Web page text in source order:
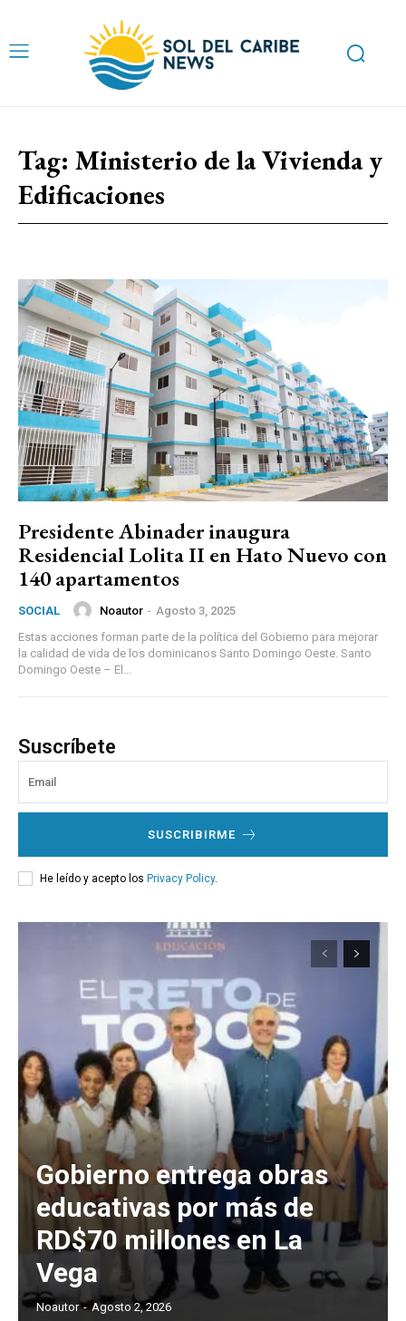
Tag: Ministerio de la Vivienda y
Edificaciones
Presidente Abinader inaugura
Residencial Lolita II en Hato Nuevo con
140 apartamentos
SOCIAL Noautor - Agosto 3, 2025
Estas acciones forman parte de la política del Gobierno para mejorar
la calidad de vida de los dominicanos Santo Domingo Oeste. Santo
Domingo Oeste – El...
Suscríbete
SUSCRIBIRME
He leído y acepto los Privacy Policy.
Gobierno entrega obras
educativas por más de
RD$70 millones en La
Vega
Noautor - Agosto 2, 2026